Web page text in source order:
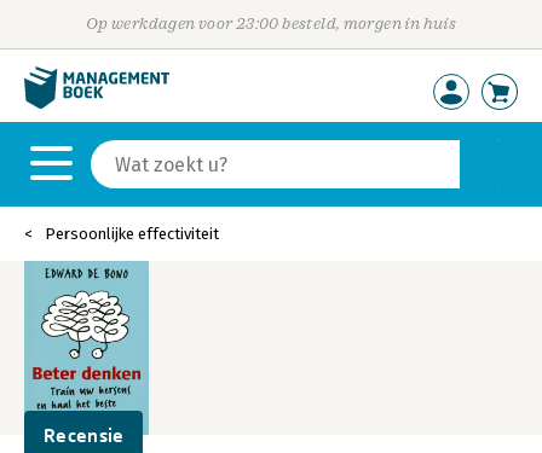
Op werkdagen voor 23:00 besteld, morgen in huis
Persoonlijke effectiviteit
Recensie